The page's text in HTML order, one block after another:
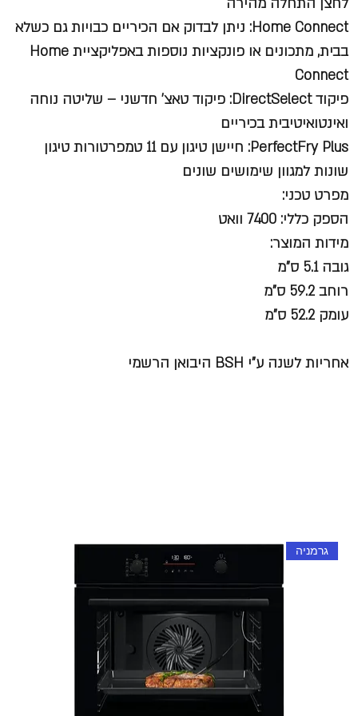
Home Connect: ניתן לבדוק אם הכיריים כבויות גם כשלא
בבית, מתכונים או פונקציות נוספות באפליקציית Home
Connect
פיקוד DirectSelect: פיקוד טאצ' חדשני – שליטה נוחה
ואינטואיטיבית בכיריים
PerfectFry Plus: חיישן טיגון עם 11 טמפרטורות טיגון
שונות למגוון שימושים שונים ​​​​
מפרט טכני:
הספק כללי: 7400 וואט
מידות המוצר:
גובה 5.1 ס"מ
רוחב 59.2 ס"מ
עומק 52.2 ס"מ
אחריות לשנה ע"י BSH היבואן הרשמי
גרמניה